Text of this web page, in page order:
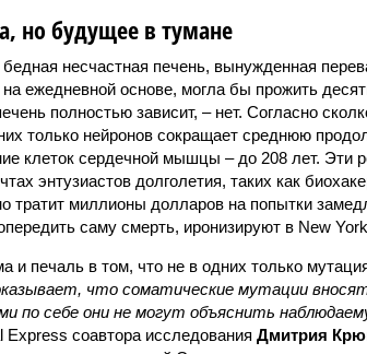
но будущее в тумане
несчастная печень, вынужденная
на ежедневной основе, могла бы прожить
полностью зависит, – нет. Согласно
только нейронов сокращает среднюю
клеток сердечной мышцы – до 208 лет. Эти
энтузиастов долголетия, таких как
тратит миллионы долларов на попытки
саму смерть, иронизируют в New
и печаль в том, что не в одних только
что соматические мутации
по себе они не могут объяснить
Express соавтора исследования Дмитрия